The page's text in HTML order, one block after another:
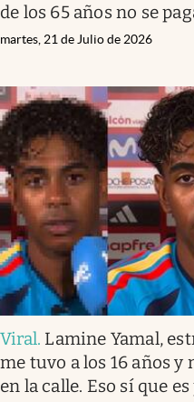
de los 65 años no se
martes, 21 de Julio de 2026
Viral. Lamine Yamal,
me tuvo a los 16 años y
en la calle. Eso sí que